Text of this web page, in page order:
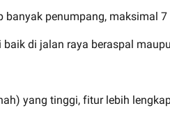
penumpang, maksimal
di jalan raya beraspal
yang tinggi, fitur lebih